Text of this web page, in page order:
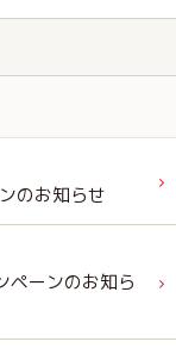
のお知らせ
ペーンのお知ら